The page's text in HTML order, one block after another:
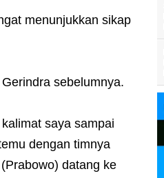
menunjukkan sikap
sebelumnya.
saya sampai
dengan timnya
datang ke